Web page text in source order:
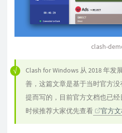
clash-
Clash for Windows 从 2018 年
善，这篇文章是基于当时官方
提而写的，目前官方文档也已
时候推荐大家优先查看
官方